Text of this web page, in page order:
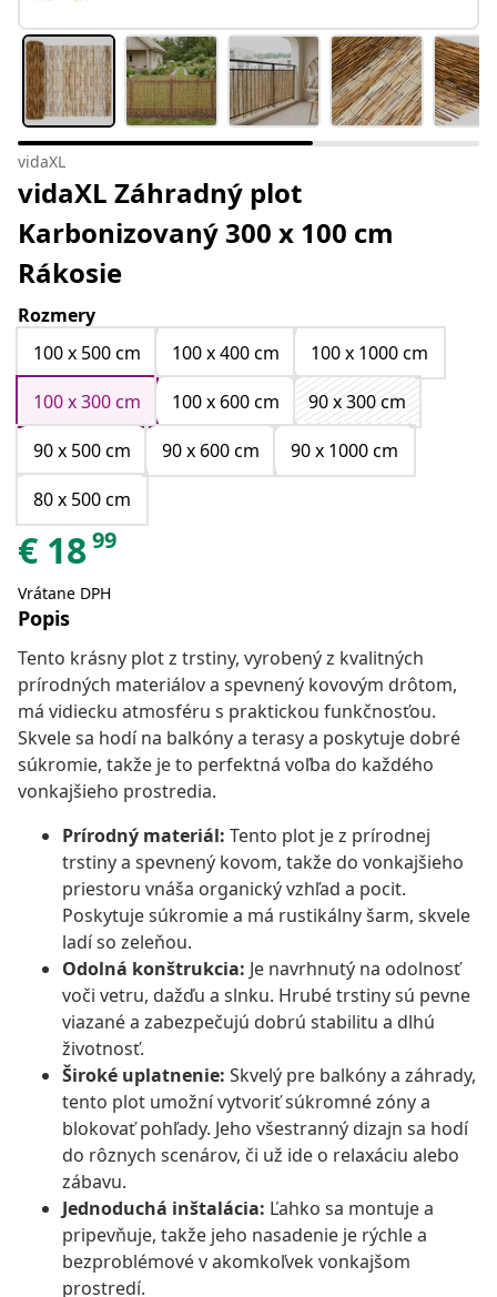
vidaXL
vidaXL Záhradný plot
Karbonizovaný 300 x 100 cm
Rákosie
Rozmery
100 x 500 cm
100 x 400 cm
100 x 1000 cm
100 x 300 cm
100 x 600 cm
90 x 300 cm
90 x 500 cm
90 x 600 cm
90 x 1000 cm
80 x 500 cm
€ 1899
Vrátane DPH
Popis
Tento krásny plot z trstiny, vyrobený z kvalitných
prírodných materiálov a spevnený kovovým drôtom,
má vidiecku atmosféru s praktickou funkčnosťou.
Skvele sa hodí na balkóny a terasy a poskytuje dobré
súkromie, takže je to perfektná voľba do každého
vonkajšieho prostredia.
Prírodný materiál: Tento plot je z prírodnej
trstiny a spevnený kovom, takže do vonkajšieho
priestoru vnáša organický vzhľad a pocit.
Poskytuje súkromie a má rustikálny šarm, skvele
ladí so zeleňou.
Odolná konštrukcia: Je navrhnutý na odolnosť
voči vetru, dažďu a slnku. Hrubé trstiny sú pevne
viazané a zabezpečujú dobrú stabilitu a dlhú
životnosť.
Široké uplatnenie: Skvelý pre balkóny a záhrady,
tento plot umožní vytvoriť súkromné zóny a
blokovať pohľady. Jeho všestranný dizajn sa hodí
do rôznych scenárov, či už ide o relaxáciu alebo
zábavu.
Jednoduchá inštalácia: Ľahko sa montuje a
pripevňuje, takže jeho nasadenie je rýchle a
bezproblémové v akomkoľvek vonkajšom
prostredí.